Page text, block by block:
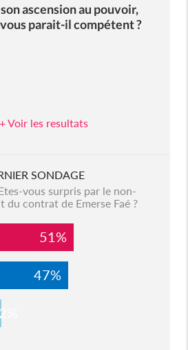
ascension au pouvoir,
parait-il compétent ?
+ Voir les resultats
SONDAGE
vous surpris par le non-
du contrat de Emerse Faé ?
51%
47%
2%